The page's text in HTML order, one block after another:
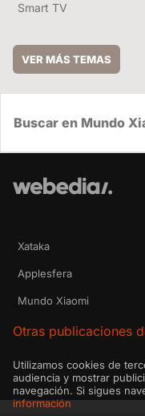
Smart TV
VER MÁS TEMAS
Xataka
Applesfera
Mundo Xiaomi
Otras publicaciones
Utilizamos cookies de
audiencia y mostrar
navegación. Si sigues
información